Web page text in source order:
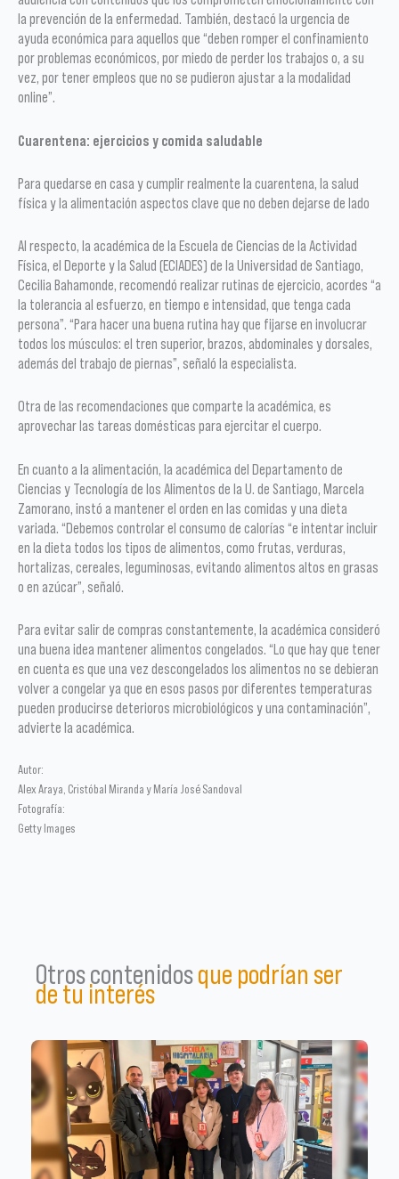
la prevención de la enfermedad. También, destacó la urgencia de
ayuda económica para aquellos que “deben romper el confinamiento
por problemas económicos, por miedo de perder los trabajos o, a su
vez, por tener empleos que no se pudieron ajustar a la modalidad
online”.
Cuarentena: ejercicios y comida saludable
Para quedarse en casa y cumplir realmente la cuarentena, la salud
física y la alimentación aspectos clave que no deben dejarse de lado
Al respecto, la académica de la Escuela de Ciencias de la Actividad
Física, el Deporte y la Salud (ECIADES) de la Universidad de Santiago,
Cecilia Bahamonde, recomendó realizar rutinas de ejercicio, acordes “a
la tolerancia al esfuerzo, en tiempo e intensidad, que tenga cada
persona”. “Para hacer una buena rutina hay que fijarse en involucrar
todos los músculos: el tren superior, brazos, abdominales y dorsales,
además del trabajo de piernas”, señaló la especialista.
Otra de las recomendaciones que comparte la académica, es
aprovechar las tareas domésticas para ejercitar el cuerpo.
En cuanto a la alimentación, la académica del Departamento de
Ciencias y Tecnología de los Alimentos de la U. de Santiago, Marcela
Zamorano, instó a mantener el orden en las comidas y una dieta
variada. “Debemos controlar el consumo de calorías “e intentar incluir
en la dieta todos los tipos de alimentos, como frutas, verduras,
hortalizas, cereales, leguminosas, evitando alimentos altos en grasas
o en azúcar”, señaló.
Para evitar salir de compras constantemente, la académica consideró
una buena idea mantener alimentos congelados. “Lo que hay que tener
en cuenta es que una vez descongelados los alimentos no se debieran
volver a congelar ya que en esos pasos por diferentes temperaturas
pueden producirse deterioros microbiológicos y una contaminación”,
advierte la académica.
Autor:
Alex Araya, Cristóbal Miranda y María José Sandoval
Fotografía:
Getty Images
Otros contenidosque podrían ser
de tu interés